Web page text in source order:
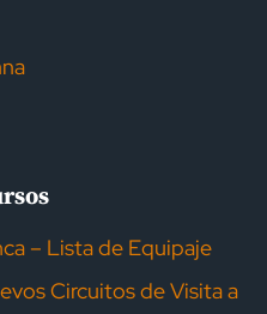
– Lista de Equipaje
Circuitos de Visita a